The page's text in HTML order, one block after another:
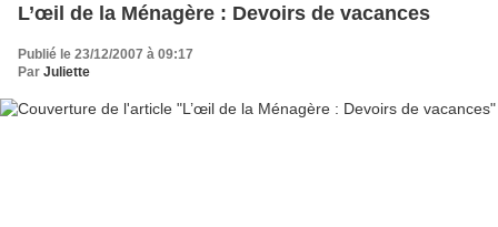
L’œil de la Ménagère : Devoirs de vacances
Publié le 23/12/2007 à 09:17
Par Juliette